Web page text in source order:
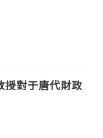
對于唐代財政